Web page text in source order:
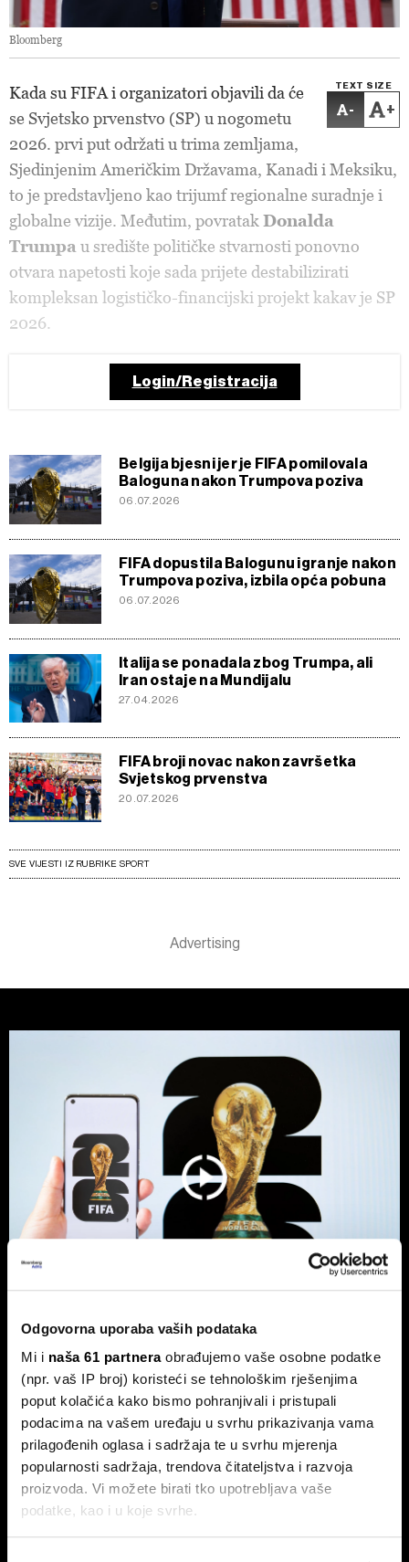
Odgovorna uporaba vaših podataka
Mi i naša 61 partneraobrađujemo vaše osobne podatke
(npr. vaš IP broj) koristeći se tehnološkim rješenjima
poput kolačića kako bismo pohranjivali i pristupali
podacima na vašem uređaju u svrhu prikazivanja vama
prilagođenih oglasa i sadržaja te u svrhu mjerenja
popularnosti sadržaja, trendova čitateljstva i razvoja
proizvoda. Vi možete birati tko upotrebljava vaše
podatke, kao i u koje svrhe.
Bloomberg
TEXT SIZE
- +
Kada su FIFA i organizatori objavili da će
se Svjetsko prvenstvo (SP) u nogometu
2026. prvi put održati u trima zemljama,
Sjedinjenim Američkim Državama, Kanadi i Meksiku,
to je predstavljeno kao trijumf regionalne suradnje i
globalne vizije. Međutim, povratak Donalda
Trumpa u središte političke stvarnosti ponovno
otvara napetosti koje sada prijete destabilizirati
kompleksan logističko-financijski projekt kakav je SP
2026.
Login/Registracija
Belgija bjesni jer je FIFA pomilovala
Baloguna nakon Trumpova poziva
06.07.2026
FIFA dopustila Balogunu igranje nakon
Trumpova poziva, izbila opća pobuna
06.07.2026
Italija se ponadala zbog Trumpa, ali
Iran ostaje na Mundijalu
27.04.2026
FIFA broji novac nakon završetka
Svjetskog prvenstva
20.07.2026
SVE VIJESTI IZ RUBRIKE SPORT
SP kao tvornica novca: Tko su pravi
pobjednici nogometnog ludila?
O poslovnoj strani nogometa, tržištu koje se mijenja pod
utjecajem novih investitora i tehnologije te poziciji
Hrvatske u svemu tome, za Bloomberg Adriju govori
nogometni menadžer Marko Naletilić.